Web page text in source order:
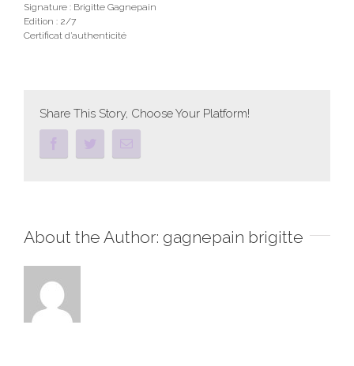
Signature : Brigitte Gagnepain
Edition : 2/7
Certificat d’authenticité
Share This Story, Choose Your Platform!
About the Author: gagnepain brigitte